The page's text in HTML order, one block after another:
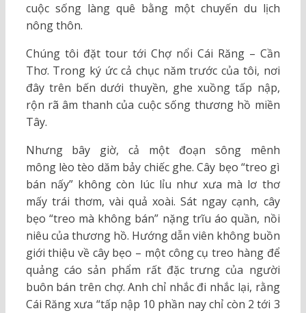
cuộc sống làng quê bằng một chuyến du lịch
nông thôn.
Chúng tôi đặt tour tới Chợ nổi Cái Răng – Cần
Thơ. Trong ký ức cả chục năm trước của tôi, nơi
đây trên bến dưới thuyền, ghe xuồng tấp nập,
rộn rã âm thanh của cuộc sống thương hồ miền
Tây.
Nhưng bây giờ, cả một đoạn sông mênh
mông lèo tèo dăm bảy chiếc ghe. Cây bẹo “treo gì
bán nấy” không còn lúc lỉu như xưa mà lơ thơ
mấy trái thơm, vài quả xoài. Sát ngay cạnh, cây
bẹo “treo mà không bán” nặng trĩu áo quần, nồi
niêu của thương hồ. Hướng dẫn viên không buồn
giới thiệu về cây bẹo – một công cụ treo hàng để
quảng cáo sản phẩm rất đặc trưng của người
buôn bán trên chợ. Anh chỉ nhắc đi nhắc lại, rằng
Cái Răng xưa “tấp nập 10 phần nay chỉ còn 2 tới 3